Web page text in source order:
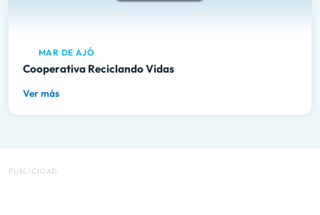
MAR DE AJÓ
Cooperativa Reciclando Vidas
Ver más
PUBLICIDAD